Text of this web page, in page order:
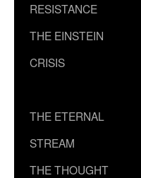
RESISTANCE
THE EINSTEIN
CRISIS
THE ETERNAL
STREAM
THE THOUGHT